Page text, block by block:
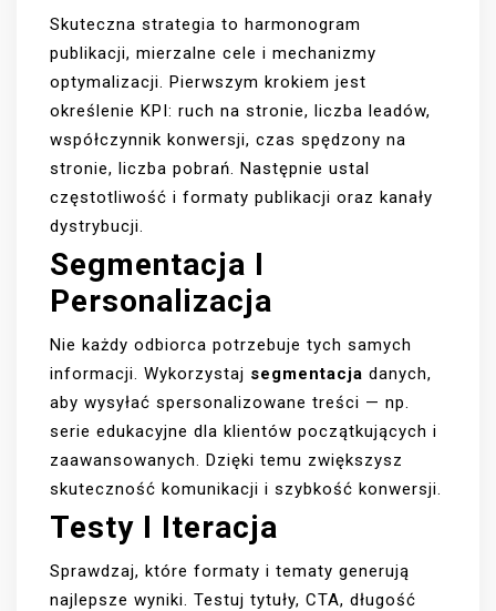
Skuteczna strategia to harmonogram
publikacji, mierzalne cele i mechanizmy
optymalizacji. Pierwszym krokiem jest
określenie KPI: ruch na stronie, liczba leadów,
współczynnik konwersji, czas spędzony na
stronie, liczba pobrań. Następnie ustal
częstotliwość i formaty publikacji oraz kanały
dystrybucji.
Segmentacja I
Personalizacja
Nie każdy odbiorca potrzebuje tych samych
informacji. Wykorzystaj segmentacja danych,
aby wysyłać spersonalizowane treści — np.
serie edukacyjne dla klientów początkujących i
zaawansowanych. Dzięki temu zwiększysz
skuteczność komunikacji i szybkość konwersji.
Testy I Iteracja
Sprawdzaj, które formaty i tematy generują
najlepsze wyniki. Testuj tytuły, CTA, długość